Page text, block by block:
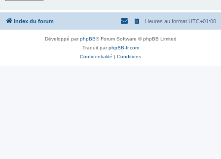
Index du forum Heures au format UTC+01:00
Développé parphpBB® Forum Software © phpBB Limited
Traduit parphpBB-fr.com
Confidentialité | Conditions